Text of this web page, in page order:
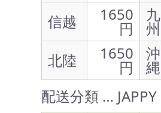
信越
1650
円
九
州
北陸
1650
円
沖
縄
配送分類 … JAPPY